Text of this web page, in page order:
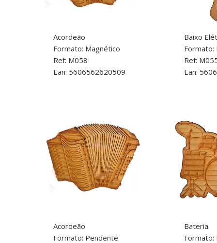
Acordeão
Formato: Magnético
Ref: M058
Ean: 5606562620509
Baixo
Formato:
Ref:
Ean:
Acordeão
Formato: Pendente
Bateria
Formato: